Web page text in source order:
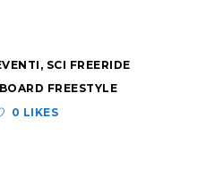
, SCI FREERIDE
FREESTYLE
0 LIKES